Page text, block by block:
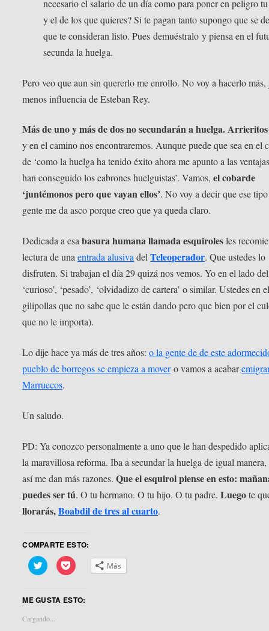
necesario el salario de un día como para poner en peligro
y el de los que quieres? Si te pagan tanto supongo que se
que te consideran listo. Pues demuéstralo y piensa en el
secunda la huelga.
Pero veo que aun sin quererlo me enrollo. No voy a hacerlo
menos influencia de Esteban Rey.
Más de uno y más de dos no secundarán a huelga. Arrieritos
y en el camino nos encontraremos. Aunque puede que sea en el
de ‘como la huelga ha tenido éxito ahora me apunto a las
han conseguido los cabrones huelguistas’. Vamos,el cobarde
‘juntémonos pero que vayan ellos’. No voy a decir que ese
gente me da asco porque creo que ya queda claro.
Dedicada a esabasura humana llamada esquirolesles
lectura de unaentrada alusiva delTeleoperador. Que ustedes lo
disfruten. Si trabajan el día 29 quizá nos vemos. Yo en el lado
‘curioso’, ‘pesado’, ‘olvidadizo de cartera’ o similar. Ustedes en
gilipollas que no sabe que le están dando pero que bien por el
que no le importa).
Lo dije hace ya más de tres años:o la gente de de este
pueblo de borregos se empieza a movero vamos a acabar
Marruecos.
Un saludo.
PD: Ya conozco personalmente a uno que le han despedido
la maravillosa reforma. Iba a secundar la huelga de igual
así me dan más razones.Que el esquirol piense en esto:
puedes ser tú. O tu hermano. O tu hijo. O tu padre.Luegote
llorarás,Boabdil de tres al cuarto.
COMPARTE ESTO:
Haz
clic
Twitter
abre
en
Haz
clic
Pocket
Más
ME GUSTA ESTO:
Cargando...